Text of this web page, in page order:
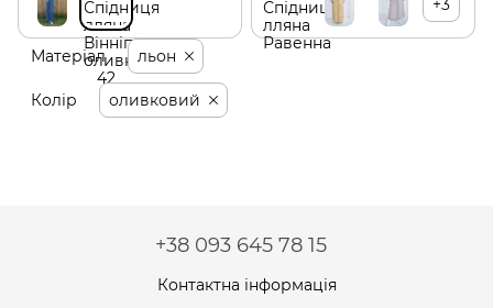
Матеріал льон
Колір оливковий
+38 093 645 78 15
Контактна інформація